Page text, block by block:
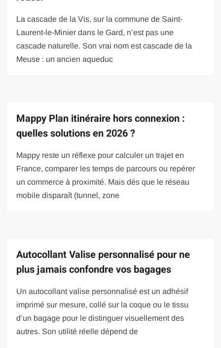
La cascade de la Vis, sur la commune de Saint-
Laurent-le-Minier dans le Gard, n’est pas une
cascade naturelle. Son vrai nom est cascade de la
Meuse : un ancien aqueduc
Mappy Plan itinéraire hors connexion :
quelles solutions en 2026 ?
Mappy reste un réflexe pour calculer un trajet en
France, comparer les temps de parcours ou repérer
un commerce à proximité. Mais dès que le réseau
mobile disparaît (tunnel, zone
Autocollant Valise personnalisé pour ne
plus jamais confondre vos bagages
Un autocollant valise personnalisé est un adhésif
imprimé sur mesure, collé sur la coque ou le tissu
d’un bagage pour le distinguer visuellement des
autres. Son utilité réelle dépend de